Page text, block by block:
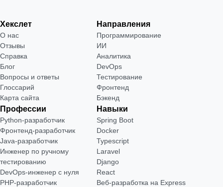
Хекслет
О нас
Отзывы
Справка
Блог
Вопросы и ответы
Глоссарий
Карта сайта
Направления
Программирование
ИИ
Аналитика
DevOps
Тестирование
Фронтенд
Бэкенд
Профессии
Python-разработчик
Фронтенд-разработчик
Java-разработчик
Инженер по ручному
тестированию
DevOps-инженер с нуля
РНР-разработчик
Навыки
Spring Boot
Docker
Typescript
Laravel
Django
React
Веб-разработка на Express